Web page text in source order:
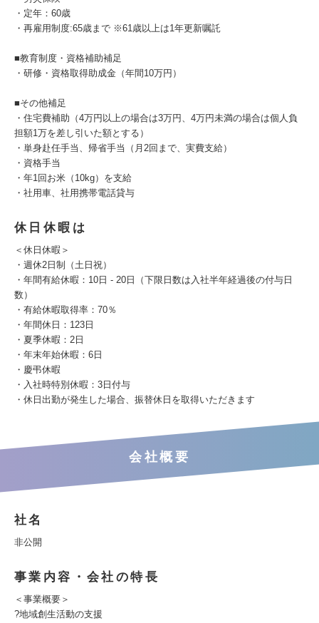
・定年：60歳
・再雇用制度:65歳まで ※61歳以上は1年更新嘱託
■教育制度・資格補助補足
・研修・資格取得助成金（年間10万円）
■その他補足
・住宅費補助（4万円以上の場合は3万円、4万円未満の場合は個人負
担額1万を差し引いた額とする）
・単身赴任手当、帰省手当（月2回まで、実費支給）
・資格手当
・年1回お米（10kg）を支給
・社用車、社用携帯電話貸与
休日休暇は
＜休日休暇＞
・週休2日制（土日祝）
・年間有給休暇：10日 - 20日（下限日数は入社半年経過後の付与日
数）
・有給休暇取得率：70％
・年間休日：123日
・夏季休暇：2日
・年末年始休暇：6日
・慶弔休暇
・入社時特別休暇：3日付与
・休日出勤が発生した場合、振替休日を取得いただきます
会社概要
社名
非公開
事業内容・会社の特長
＜事業概要＞
?地域創生活動の支援